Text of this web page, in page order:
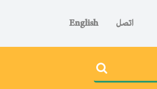
اتصل English